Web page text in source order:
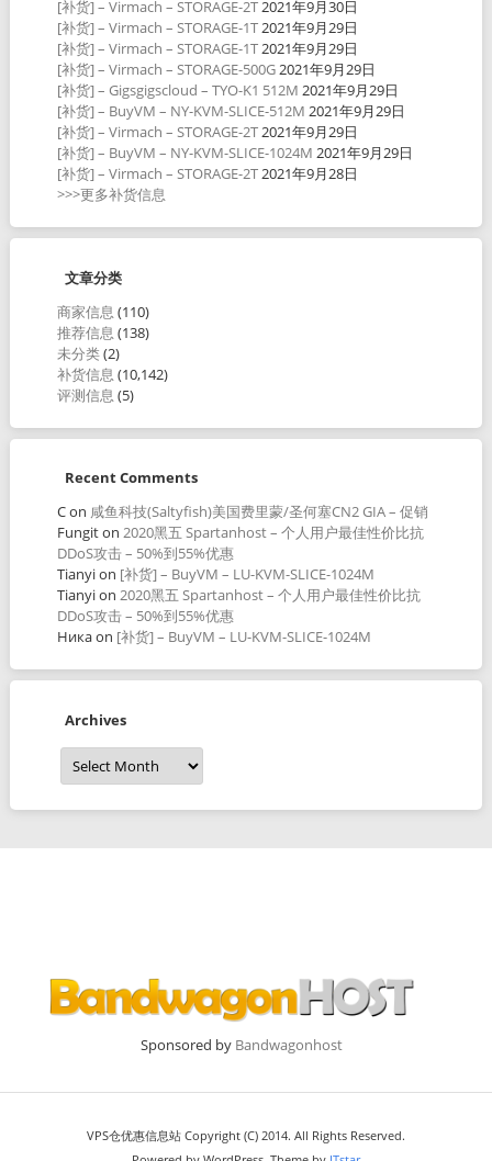
[补货] – Virmach – STORAGE-2T2021年9月30日
[补货] – Virmach – STORAGE-1T2021年9月29日
[补货] – Virmach – STORAGE-1T2021年9月29日
[补货] – Virmach – STORAGE-500G2021年9月29日
[补货] – Gigsgigscloud – TYO-K1 512M 2021年9月29日
[补货] – BuyVM – NY-KVM-SLICE-512M 2021年9月29日
[补货] – Virmach – STORAGE-2T2021年9月29日
[补货] – BuyVM – NY-KVM-SLICE-1024M 2021年9月29日
[补货] – Virmach – STORAGE-2T2021年9月28日
>>>更多补货信息
文章分类
商家信息 (110)
推荐信息 (138)
未分类(2)
补货信息 (10,142)
评测信息 (5)
Recent Comments
Con 咸鱼科技(Saltyfish)美国费里蒙/圣何塞CN2 GIA – 促销
Fungiton 2020黑五 Spartanhost – 个人用户最佳性价比抗
DDoS攻击 – 50%到55%优惠
Tianyion [补货] – BuyVM – LU-KVM-SLICE-1024M
Tianyion 2020黑五 Spartanhost – 个人用户最佳性价比抗
DDoS攻击 – 50%到55%优惠
Никаon [补货] – BuyVM – LU-KVM-SLICE-1024M
Archives
Archives
Sponsored by Bandwagonhost
VPS仓优惠信息站 Copyright (C) 2014. All Rights Reserved.